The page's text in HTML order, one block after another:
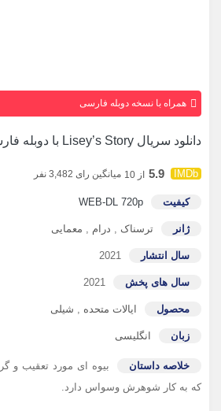
همراه با نسخه دوبله فارسی
دانلود سریال Lisey’s Story با دوبله فارسی
5.9 از 10 میانگین رای 3,482 نفر
کیفیت WEB-DL 720p
ژانر ترسناک درام معمایی
سال انتشار 2021
سال های پخش 2021
محصول ایالات متحده شیلی
زبان انگلیسی
خلاصه داستان
بیوه ای مورد تعقیب و
که به کار شوهرش وسواس دارد.